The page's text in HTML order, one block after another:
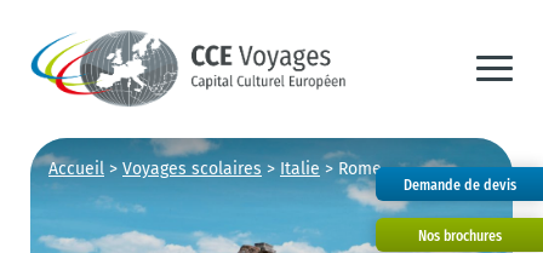
Demande de devis
Nos brochures
Accueil > Voyages scolaires > Italie > Rome